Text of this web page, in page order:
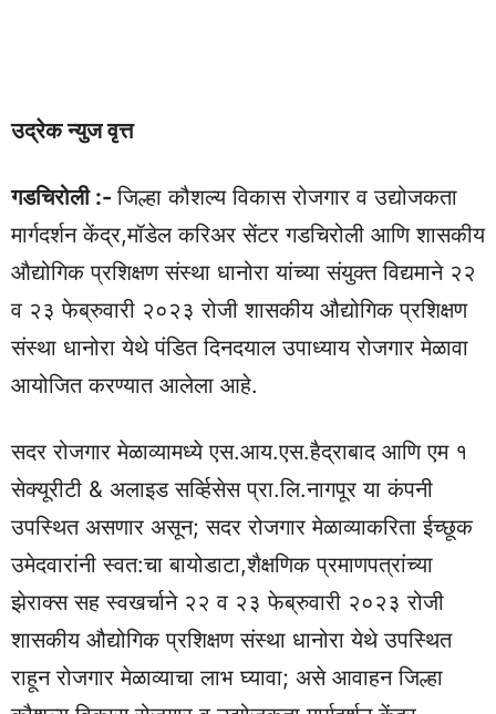
उद्रेक न्युज वृत्त
गडचिरोली :-जिल्हा कौशल्य विकास रोजगार व उद्योजकता
मार्गदर्शन केंद्र,मॉडेल करिअर सेंटर गडचिरोली आणि शासकीय
औद्योगिक प्रशिक्षण संस्था धानोरा यांच्या संयुक्त विद्यमाने २२
व २३ फेब्रुवारी २०२३ रोजी शासकीय औद्योगिक ‍प्रशिक्षण
संस्था धानोरा येथे पंडित दिनदयाल उपाध्याय रोजगार मेळावा
आयोजित करण्यात आलेला आहे.
सदर रोजगार मेळाव्यामध्ये एस.आय.एस.हैद्राबाद आणि एम १
सेक्यूरीटी & अलाइड सर्व्हिसेस प्रा.लि.नागपूर या कंपनी
उपस्थित असणार असून; सदर रोजगार मेळाव्याकरिता ईच्छूक
उमेदवारांनी स्वत:चा बायोडाटा,शैक्षणिक प्रमाणपत्रांच्या
झेराक्स सह स्वखर्चाने २२ व २३ फेब्रुवारी २०२३ रोजी
शासकीय औद्योगिक ‍प्रशिक्षण संस्था धानोरा येथे उपस्थित
राहून रोजगार मेळाव्याचा लाभ घ्यावा; असे आवाहन जिल्हा